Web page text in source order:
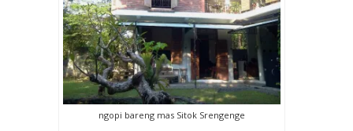
ngopi bareng mas Sitok Srengenge